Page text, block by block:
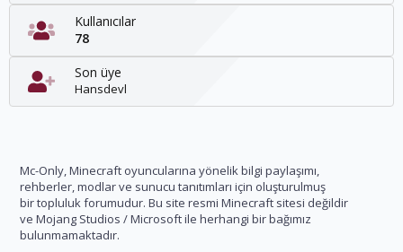
Kullanıcılar
78
Son üye
Hansdevl
Mc-Only, Minecraft oyuncularına yönelik bilgi paylaşımı,
rehberler, modlar ve sunucu tanıtımları için oluşturulmuş
bir topluluk forumudur. Bu site resmi Minecraft sitesi değildir
ve Mojang Studios / Microsoft ile herhangi bir bağımız
bulunmamaktadır.